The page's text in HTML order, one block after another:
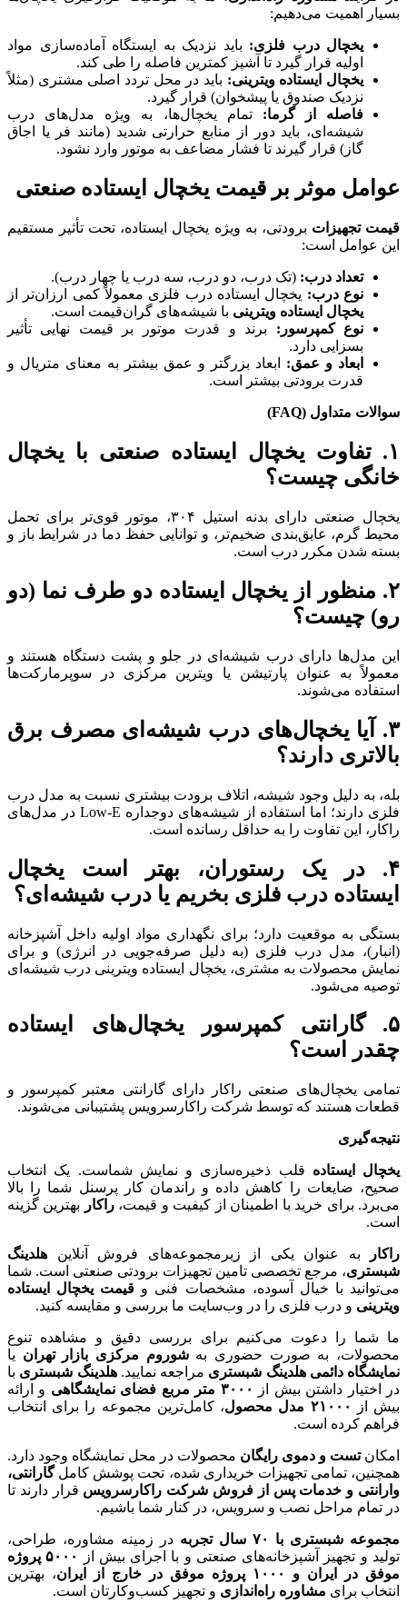
بسیار اهمیت می‌دهیم:
یخچال درب فلزی: باید نزدیک به ایستگاه آماده‌سازی مواد
اولیه قرار گیرد تا آشپز کمترین فاصله را طی کند.
یخچال ایستاده ویترینی: باید در محل تردد اصلی مشتری (مثلاً
نزدیک صندوق یا پیشخوان) قرار گیرد.
فاصله از گرما: تمام یخچال‌ها، به ویژه مدل‌های درب
شیشه‌ای، باید دور از منابع حرارتی شدید (مانند فر یا اجاق
گاز) قرار گیرند تا فشار مضاعف به موتور وارد نشود.
عوامل موثر بر قیمت یخچال ایستاده صنعتی
قیمت تجهیزات برودتی، به ویژه یخچال ایستاده، تحت تأثیر مستقیم
این عوامل است:
تعداد درب: (تک درب، دو درب، سه درب یا چهار درب).
نوع درب: یخچال ایستاده درب فلزی معمولاً کمی ارزان‌تر از
یخچال ایستاده ویترینی با شیشه‌های گران‌قیمت است.
نوع کمپرسور: برند و قدرت موتور بر قیمت نهایی تأثیر
بسزایی دارد.
ابعاد و عمق: ابعاد بزرگتر و عمق بیشتر به معنای متریال و
قدرت برودتی بیشتر است.
سوالات متداول (FAQ
)
۱. تفاوت یخچال ایستاده صنعتی با یخچال
خانگی چیست؟
یخچال صنعتی دارای بدنه استیل ۳۰۴، موتور قوی‌تر برای تحمل
محیط گرم، عایق‌بندی ضخیم‌تر، و توانایی حفظ دما در شرایط باز و
بسته شدن مکرر درب است.
۲. منظور از یخچال ایستاده دو طرف نما (دو
رو) چیست؟
این مدل‌ها دارای درب شیشه‌ای در جلو و پشت دستگاه هستند و
معمولاً به عنوان پارتیشن یا ویترین مرکزی در سوپرمارکت‌ها
استفاده می‌شوند.
۳. آیا یخچال‌های درب شیشه‌ای مصرف برق
بالاتری دارند؟
بله، به دلیل وجود شیشه، اتلاف برودت بیشتری نسبت به مدل درب
فلزی دارند؛ اما استفاده از شیشه‌های دوجداره Low-E در مدل‌های
راکار، این تفاوت را به حداقل رسانده است.
۴. در یک رستوران، بهتر است یخچال
ایستاده درب فلزی بخریم یا درب شیشه‌ای؟
بستگی به موقعیت دارد؛ برای نگهداری مواد اولیه داخل آشپزخانه
(انبار)، مدل درب فلزی (به دلیل صرفه‌جویی در انرژی) و برای
نمایش محصولات به مشتری، یخچال ایستاده ویترینی درب شیشه‌ای
توصیه می‌شود.
۵. گارانتی کمپرسور یخچال‌های ایستاده
چقدر است؟
تمامی یخچال‌های صنعتی راکار دارای گارانتی معتبر کمپرسور و
قطعات هستند که توسط شرکت راکارسرویس پشتیبانی می‌شوند.
نتیجه‌گیری
یخچال ایستاده قلب ذخیره‌سازی و نمایش شماست. یک انتخاب
صحیح، ضایعات را کاهش داده و راندمان کار پرسنل شما را بالا
می‌برد. برای خرید با اطمینان از کیفیت و قیمت،راکار
بهترین گزینه
است.
راکار به عنوان یکی از زیرمجموعه‌های فروش آنلاین هلدینگ
شبستری، مرجع تخصصی تامین تجهیزات برودتی صنعتی است. شما
می‌توانید با خیال آسوده، مشخصات فنی و قیمت یخچال ایستاده
ویترینی و درب فلزی را در وب‌سایت ما بررسی و مقایسه کنید.
ما شما را دعوت می‌کنیم برای بررسی دقیق و مشاهده تنوع
محصولات، به صورت حضوری بهشوروم مرکزی بازار تهران یا
نمایشگاه دائمی هلدینگ شبستری مراجعه نمایید.هلدینگ شبستری با
در اختیار داشتن بیش از
۳۰۰۰ متر مربع فضای نمایشگاهی و ارائه
بیش از
۲۱۰۰۰ مدل محصول، کامل‌ترین مجموعه را برای انتخاب
فراهم کرده است.
امکانتست و دموی رایگان محصولات در محل نمایشگاه وجود دارد.
همچنین، تمامی تجهیزات خریداری شده، تحت پوشش کاملگارانتی،
وارانتی و خدمات پس از فروش شرکت راکارسرویس قرار دارند تا
در تمام مراحل نصب و سرویس، در کنار شما باشیم.
مجموعه شبستری با ۷۰ سال تجربه در زمینه مشاوره، طراحی،
تولید و تجهیز آشپزخانه‌های صنعتی و با اجرای بیش از
۵۰۰۰پروژه
موفق در ایران و
۱۰۰۰ پروژه موفق در خارج از ایران، بهترین
انتخاب برای مشاوره راه‌اندازی و تجهیز کسب‌وکارتان است.